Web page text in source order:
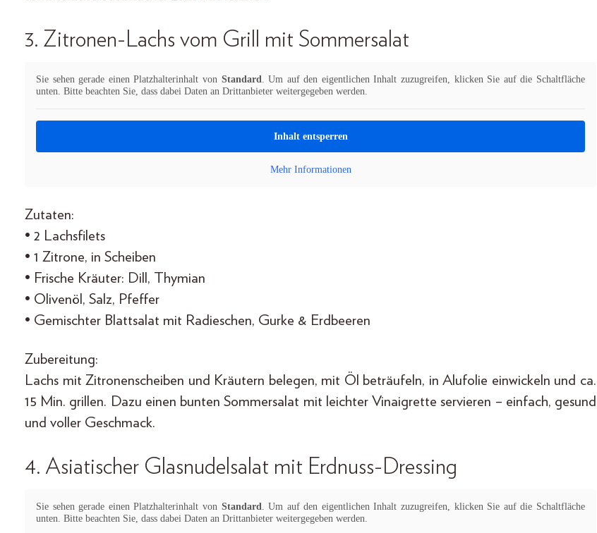
3. Zitronen-Lachs vom Grill mit Sommersalat
Sie sehen gerade einen Platzhalterinhalt von Standard. Um auf den eigentlichen Inhalt zuzugreifen, klicken Sie auf die Schaltfläche
unten. Bitte beachten Sie, dass dabei Daten an Drittanbieter weitergegeben werden.
Inhalt entsperren
Mehr Informationen
Zutaten:
• 2 Lachsfilets
• 1 Zitrone, in Scheiben
• Frische Kräuter: Dill, Thymian
• Olivenöl, Salz, Pfeffer
• Gemischter Blattsalat mit Radieschen, Gurke & Erdbeeren
Zubereitung:
Lachs mit Zitronenscheiben und Kräutern belegen, mit Öl beträufeln, in Alufolie einwickeln und ca.
15 Min. grillen. Dazu einen bunten Sommersalat mit leichter Vinaigrette servieren – einfach, gesund
und voller Geschmack.
4. Asiatischer Glasnudelsalat mit Erdnuss-Dressing
Sie sehen gerade einen Platzhalterinhalt von Standard. Um auf den eigentlichen Inhalt zuzugreifen, klicken Sie auf die Schaltfläche
unten. Bitte beachten Sie, dass dabei Daten an Drittanbieter weitergegeben werden.